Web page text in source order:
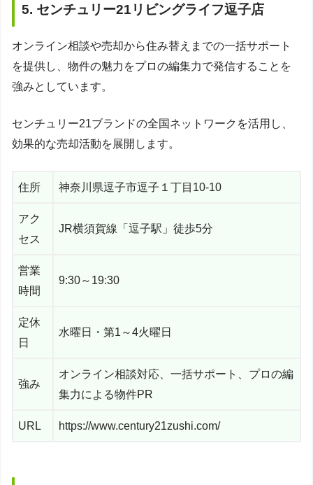
5. センチュリー21リビングライフ逗子店
オンライン相談や売却から住み替えまでの一括サポート
を提供し、物件の魅力をプロの編集力で発信することを
強みとしています。
センチュリー21ブランドの全国ネットワークを活用し、
効果的な売却活動を展開します。
住所 神奈川県逗子市逗子１丁目10-10
アク
セス
JR横須賀線「逗子駅」徒歩5分
営業
時間
9:30～19:30
定休
日
水曜日・第1～4火曜日
強み
オンライン相談対応、一括サポート、プロの編
集力による物件PR
URL https://www.century21zushi.com/